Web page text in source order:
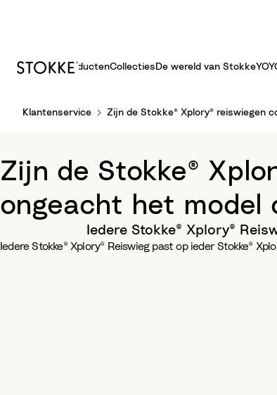
C
t
ProductenCollecties De wereld van Stokke
Klantenservice Zijn de Stokke® Xplory® reiswiegen
Zijn de Stokke®
ongeacht het model
Iedere Stokke® Xplory®
Iedere Stokke® Xplory® Reiswieg past op ieder Stokke®